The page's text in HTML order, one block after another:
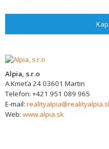
Alpia, s.r.o
A.Kmeťa 2403601 Martin
Telefon: +421 951 089 965
E-mail:
Web: www.alpia.sk